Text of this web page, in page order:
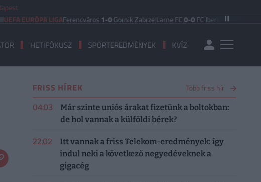
LIGAFerencváros1-0Gornik Zabrze|Larne FC0-0FC Iberia 1999 Shamrock
HETIFÓKUSZ SPORTEREDMÉNYEK KVÍZ
FRISS HÍREK Több friss hír
04:03
Már szinte uniós árakat fizetünk a boltokban:
de hol vannak a külföldi bérek?
22:02
Itt vannak a friss Telekom-eredmények: így
indul neki a következő negyedéveknek a
gigacég